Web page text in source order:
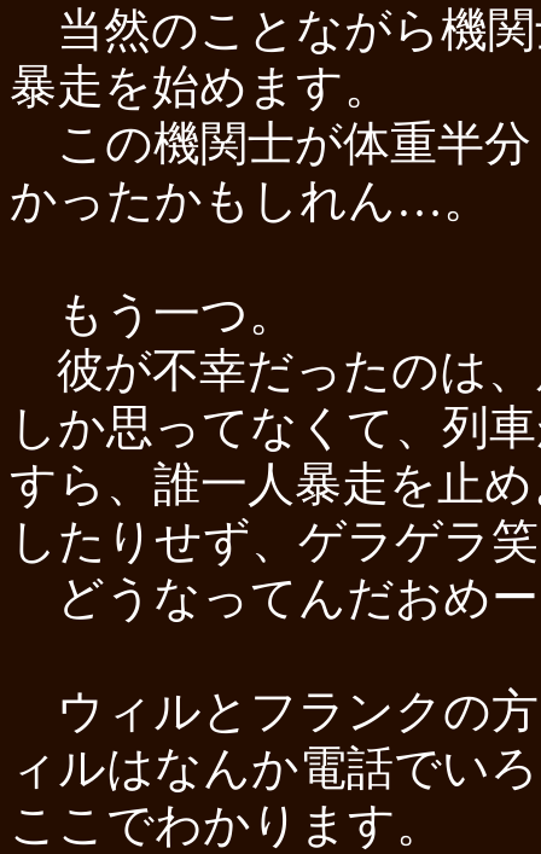
当然のことながら機関
暴走を始めます。
この機関士が体重半
かったかもしれん…。
もう一つ。
彼が不幸だったのは
しか思ってなくて、列
すら、誰一人暴走を止
したりせず、ゲラゲラ
どうなってんだおめ
ウィルとフランクの
ィルはなんか電話でい
ここでわかります。